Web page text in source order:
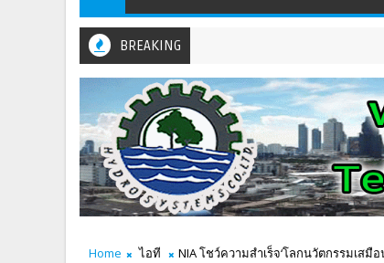
BREAKING
Home ไอที NIA โชว์ความสำเร็จ‘โลกนวัตกรรมเสมือ